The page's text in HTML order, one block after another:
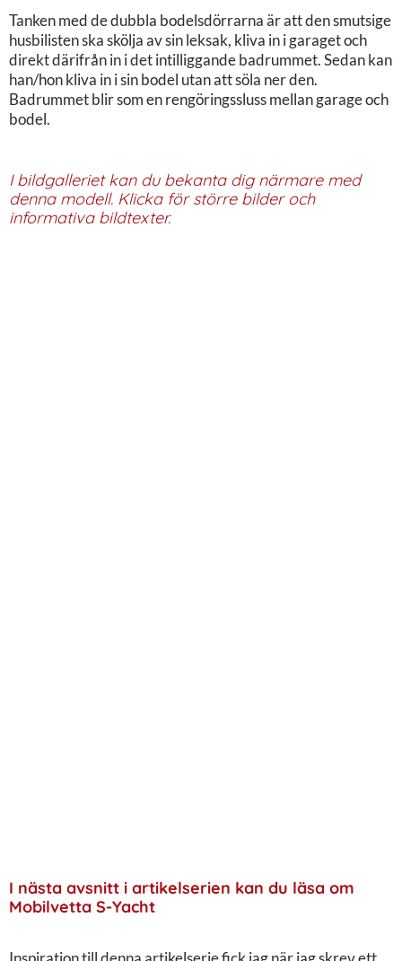
Tanken med de dubbla bodelsdörrarna är att den smutsige
husbilisten ska skölja av sin leksak, kliva in i garaget och
direkt därifrån in i det intilliggande badrummet. Sedan kan
han/hon kliva in i sin bodel utan att söla ner den.
Badrummet blir som en rengöringssluss mellan garage och
bodel.
I bildgalleriet kan du bekanta dig närmare med
denna modell. Klicka för större bilder och
informativa bildtexter.
I nästa avsnitt i artikelserien kan du läsa om
Mobilvetta S-Yacht